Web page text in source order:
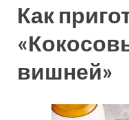
Как
вишней»